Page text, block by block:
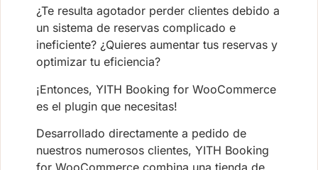
¿Te resulta agotador perder clientes debido a
un sistema de reservas complicado e
ineficiente? ¿Quieres aumentar tus reservas y
optimizar tu eficiencia?
¡Entonces, YITH Booking for WooCommerce
es el plugin que necesitas!
Desarrollado directamente a pedido de
nuestros numerosos clientes, YITH Booking
for WooCommerce combina una tienda de